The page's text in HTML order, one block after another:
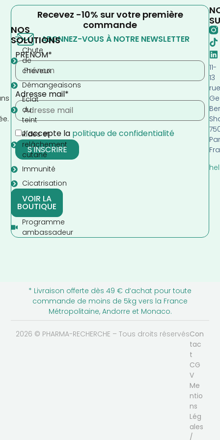
Recevez -10% sur votre première
commande
ABONNEZ-VOUS À NOTRE NEWSLETTER
PRENOM*
Adresse mail*
J’accepte la politique de confidentialité
NOS
SOLUTIONS
Chute
de
cheveux
Démangeaisons
Eclat
du
teint
Rides et
relâchement
cutané
Immunité
Cicatrisation
VOIR LA
BOUTIQUE
Programme
ambassadeur
11-
13
rue
* Livraison offerte dès 49 € d’achat pour toute
commande de moins de 5kg vers la France
Métropolitaine, Andorre et Monaco.
2026 © PHARMA-RECHERCHE – Tous droits réservésCon
tac
t
CG
V
Me
ntio
ns
Lég
ales
/